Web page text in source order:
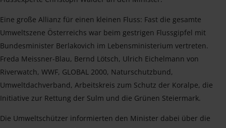
Eine große Allianz für einen kleinen Fluss: Fast die gesamte
Umweltszene Österreichs war beim gestrigen Flussgipfel mit
Bundesminister Berlakovich im Lebensministerium vertreten.
Freda Meissner-Blau, Bernd Lötsch, Ulrich Eichelmann von
Riverwatch, WWF, GLOBAL 2000, Naturschutzbund,
Umweltdachverband, Arbeitskreis zum Schutz der Koralpe, die
Initiative zur Rettung der Sulm und die Grünen Steiermark.
Die Umweltschützer informierten den Minister dabei über die